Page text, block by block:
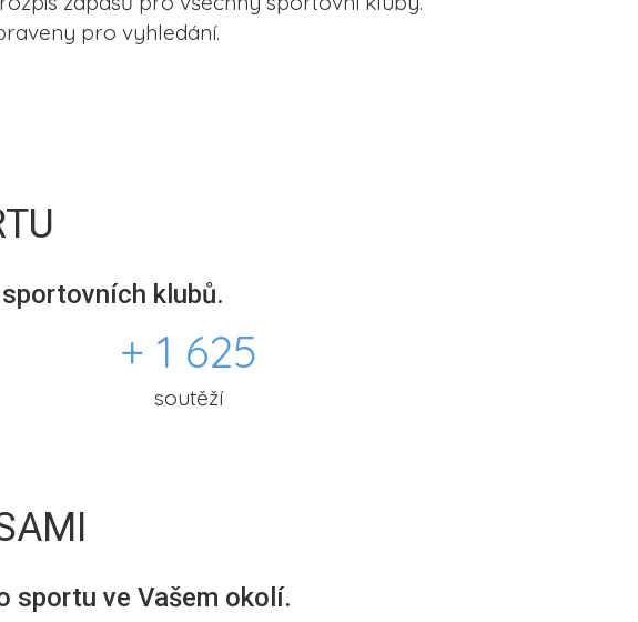
pro vyhledání.
klubů.
+ 1 625
soutěží
sportu ve Vašem okolí.